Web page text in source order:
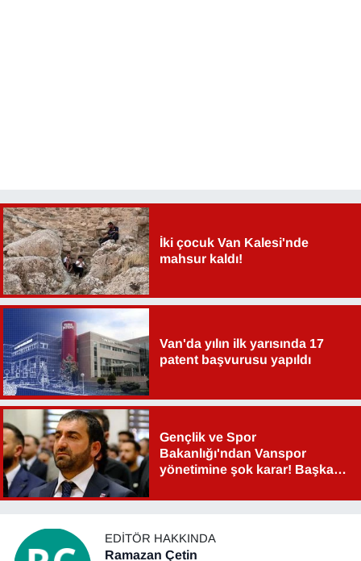
İki çocuk Van Kalesi'nde
mahsur kaldı!
Van'da yılın ilk yarısında 17
patent başvurusu yapıldı
Gençlik ve Spor
Bakanlığı'ndan Vanspor
yönetimine şok karar! Başkan
EDITÖR HAKKINDA
Ramazan Çetin